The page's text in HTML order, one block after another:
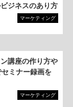
ジネスのあり方
マーケティング
講座の作り方や
ミナー録画を
マーケティング